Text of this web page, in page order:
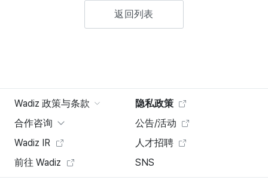
返回列表
Wadiz 政策与条款
隐私政策
合作咨询
公告/活动
Wadiz IR
人才招聘
前往 Wadiz
SNS